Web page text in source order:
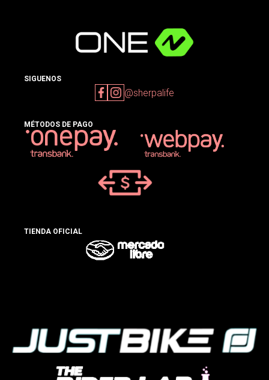
SIGUENOS
@sherpalife
MÉTODOS DE PAGO
TIENDA OFICIAL